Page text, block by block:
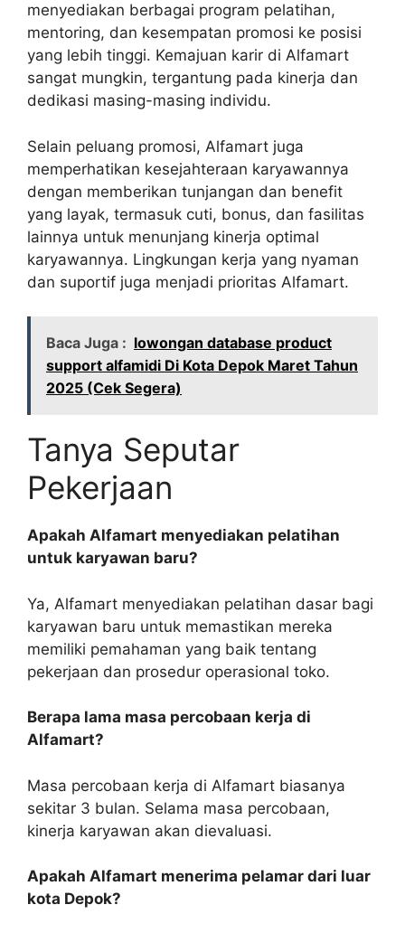
menyediakan berbagai program pelatihan,
mentoring, dan kesempatan promosi ke posisi
yang lebih tinggi. Kemajuan karir di Alfamart
sangat mungkin, tergantung pada kinerja dan
dedikasi masing-masing individu.
Selain peluang promosi, Alfamart juga
memperhatikan kesejahteraan karyawannya
dengan memberikan tunjangan dan benefit
yang layak, termasuk cuti, bonus, dan fasilitas
lainnya untuk menunjang kinerja optimal
karyawannya. Lingkungan kerja yang nyaman
dan suportif juga menjadi prioritas Alfamart.
Baca Juga : lowongan database product
support alfamidi Di Kota Depok Maret Tahun
2025 (Cek Segera)
Tanya Seputar
Pekerjaan
Apakah Alfamart menyediakan pelatihan
untuk karyawan baru?
Ya, Alfamart menyediakan pelatihan dasar bagi
karyawan baru untuk memastikan mereka
memiliki pemahaman yang baik tentang
pekerjaan dan prosedur operasional toko.
Berapa lama masa percobaan kerja di
Alfamart?
Masa percobaan kerja di Alfamart biasanya
sekitar 3 bulan. Selama masa percobaan,
kinerja karyawan akan dievaluasi.
Apakah Alfamart menerima pelamar dari luar
kota Depok?